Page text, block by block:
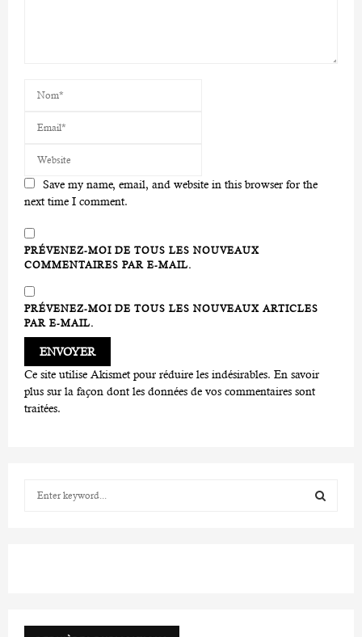
Save my name, email, and website in this browser for the
next time I comment.
PRÉVENEZ-MOI DE TOUS LES NOUVEAUX
COMMENTAIRES PAR E-MAIL.
PRÉVENEZ-MOI DE TOUS LES NOUVEAUX ARTICLES
PAR E-MAIL.
Ce site utilise Akismet pour réduire les indésirables. En savoir
plus sur la façon dont les données de vos commentaires sont
traitées.
r